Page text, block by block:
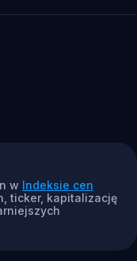
w Indeksie cen
ticker, kapitalizację